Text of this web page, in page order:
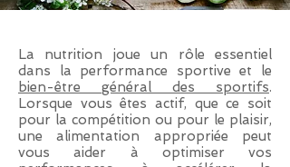
La nutrition joue un rôle essentiel
dans la performance sportive et le
bien-être général des sportifs.
Lorsque vous êtes actif, que ce soit
pour la compétition ou pour le plaisir,
une alimentation appropriée peut
vous aider à optimiser vos